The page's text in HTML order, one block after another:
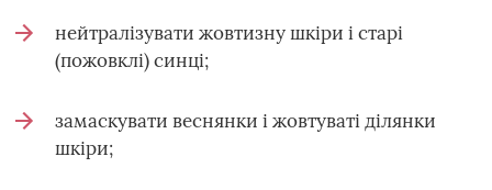
нейтралізувати жовтизну шкіри і старі
(пожовклі) синці;
замаскувати веснянки і жовтуваті ділянки
шкіри;